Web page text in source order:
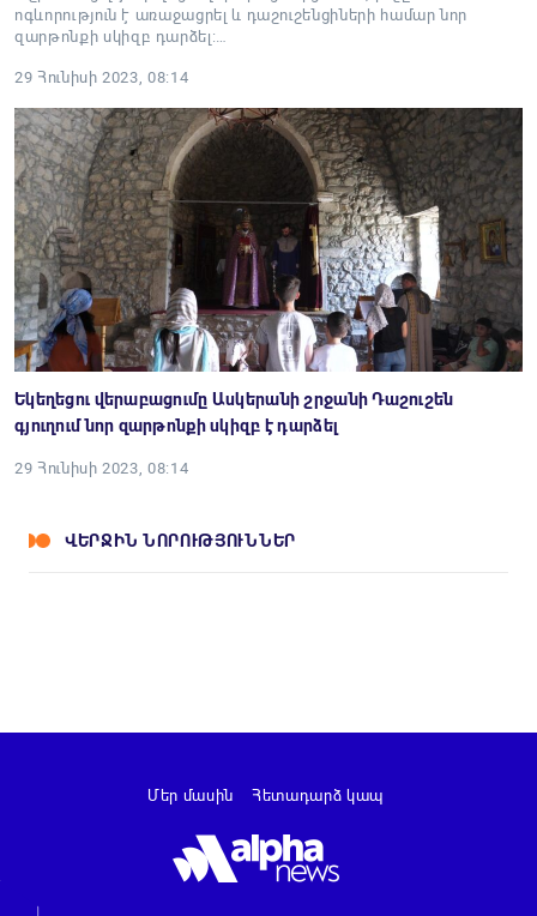
ոգևորություն է առաջացրել և դաշուշենցիների համար նոր
զարթոնքի սկիզբ դարձել:…
29 Հունիսի 2023, 08:14
Եկեղեցու վերաբացումը Ասկերանի շրջանի Դաշուշեն
գյուղում նոր զարթոնքի սկիզբ է դարձել
29 Հունիսի 2023, 08:14
ՎԵՐՋԻՆ ՆՈՐՈՒԹՅՈՒՆՆԵՐ
Մեր մասին Հետադարձ կապ